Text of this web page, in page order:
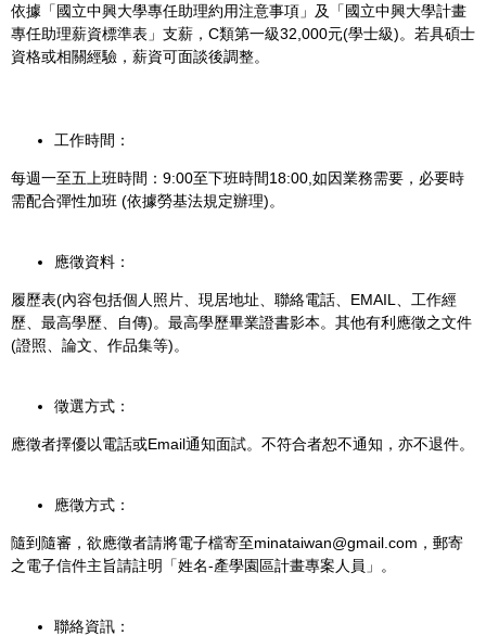
依據「國立中興大學專任助理約用注意事項」及「國立中興大學計畫
專任助理薪資標準表」支薪，C類第一級32,000元(學士級)。若具碩士
資格或相關經驗，薪資可面談後調整。
工作時間：
每週一至五上班時間：9:00至下班時間18:00,如因業務需要，必要時
需配合彈性加班 (依據勞基法規定辦理)。
應徵資料：
履歷表(內容包括個人照片、現居地址、聯絡電話、EMAIL、工作經
歷、最高學歷、自傳)。最高學歷畢業證書影本。其他有利應徵之文件
(證照、論文、作品集等)。
徵選方式：
應徵者擇優以電話或Email通知面試。不符合者恕不通知，亦不退件。
應徵方式：
隨到隨審，欲應徵者請將電子檔寄至minataiwan@gmail.com，郵寄
之電子信件主旨請註明「姓名-產學園區計畫專案人員」。
聯絡資訊：